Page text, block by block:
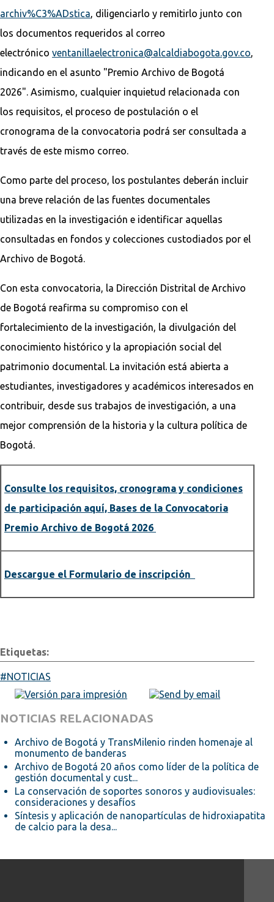
archiv%C3%ADstica, diligenciarlo y remitirlo junto con
los documentos requeridos al correo
electrónico ventanillaelectronica@alcaldiabogota.gov.co,
indicando en el asunto "Premio Archivo de Bogotá
2026". Asimismo, cualquier inquietud relacionada con
los requisitos, el proceso de postulación o el
cronograma de la convocatoria podrá ser consultada a
través de este mismo correo.
Como parte del proceso, los postulantes deberán incluir
una breve relación de las fuentes documentales
utilizadas en la investigación e identificar aquellas
consultadas en fondos y colecciones custodiados por el
Archivo de Bogotá.
Con esta convocatoria, la Dirección Distrital de Archivo
de Bogotá reafirma su compromiso con el
fortalecimiento de la investigación, la divulgación del
conocimiento histórico y la apropiación social del
patrimonio documental. La invitación está abierta a
estudiantes, investigadores y académicos interesados en
contribuir, desde sus trabajos de investigación, a una
mejor comprensión de la historia y la cultura política de
Bogotá.
Consulte los requisitos, cronograma y condiciones
de participación aquí, Bases de la Convocatoria
Premio Archivo de Bogotá 2026
Descargue el Formulario de inscripción
Etiquetas:
NOTICIAS
NOTICIAS RELACIONADAS
Archivo de Bogotá y TransMilenio rinden homenaje al
monumento de banderas
Archivo de Bogotá 20 años como líder de la política de
gestión documental y cust...
La conservación de soportes sonoros y audiovisuales:
consideraciones y desafíos
Síntesis y aplicación de nanopartículas de hidroxiapatita
de calcio para la desa...